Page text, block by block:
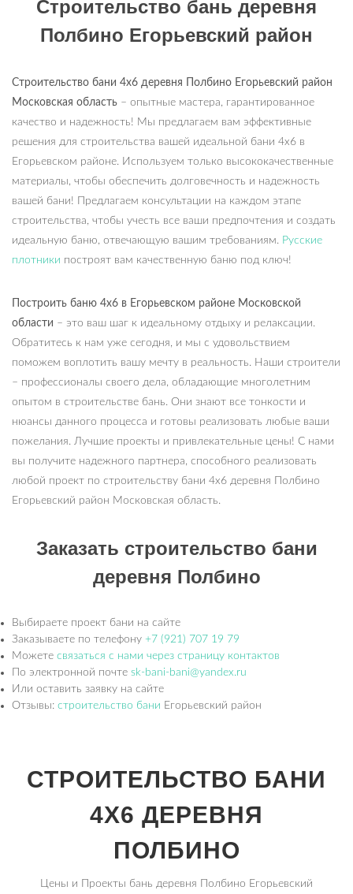
Строительство бань деревня
Полбино Егорьевский район
Строительство бани 4х6 деревня Полбино Егорьевский район
Московская область – опытные мастера, гарантированное
качество и надежность! Мы предлагаем вам эффективные
решения для строительства вашей идеальной бани 4х6 в
Егорьевском районе. Используем только высококачественные
материалы, чтобы обеспечить долговечность и надежность
вашей бани! Предлагаем консультации на каждом этапе
строительства, чтобы учесть все ваши предпочтения и создать
идеальную баню, отвечающую вашим требованиям. Русские
плотники построят вам качественную баню под ключ!
Построить баню 4х6 в Егорьевском районе Московской
области – это ваш шаг к идеальному отдыху и релаксации.
Обратитесь к нам уже сегодня, и мы с удовольствием
поможем воплотить вашу мечту в реальность. Наши строители
– профессионалы своего дела, обладающие многолетним
опытом в строительстве бань. Они знают все тонкости и
нюансы данного процесса и готовы реализовать любые ваши
пожелания. Лучшие проекты и привлекательные цены! С нами
вы получите надежного партнера, способного реализовать
любой проект по строительству бани 4х6 деревня Полбино
Егорьевский район Московская область.
Заказать строительство бани
деревня Полбино
Выбираете проект бани на сайте
Заказываете по телефону +7 (921) 707 19 79
Можете связаться с нами через страницу контактов
По электронной почте sk-bani-bani@yandex.ru
Или оставить заявку на сайте
Отзывы: строительство бани Егорьевский район
СТРОИТЕЛЬСТВО БАНИ
4Х6 ДЕРЕВНЯ
ПОЛБИНО
Цены и Проекты бань деревня Полбино Егорьевский